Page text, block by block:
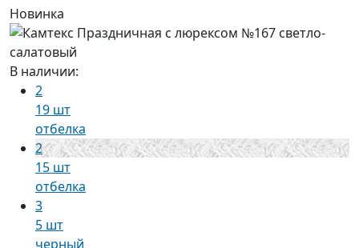
Новинка
В наличии:
2
19 шт
отбелка
2
15 шт
отбелка
3
5 шт
черный